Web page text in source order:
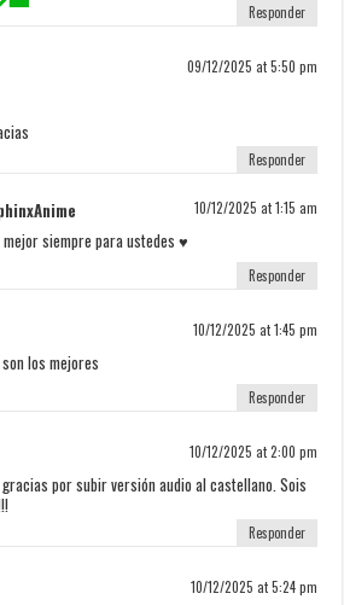
Responder
09/12/2025 at 5:50 pm
Responder
10/12/2025 at 1:15 am
mejor siempre para ustedes ♥
Responder
10/12/2025 at 1:45 pm
los mejores
Responder
10/12/2025 at 2:00 pm
por subir versión audio al castellano. Sois
Responder
10/12/2025 at 5:24 pm